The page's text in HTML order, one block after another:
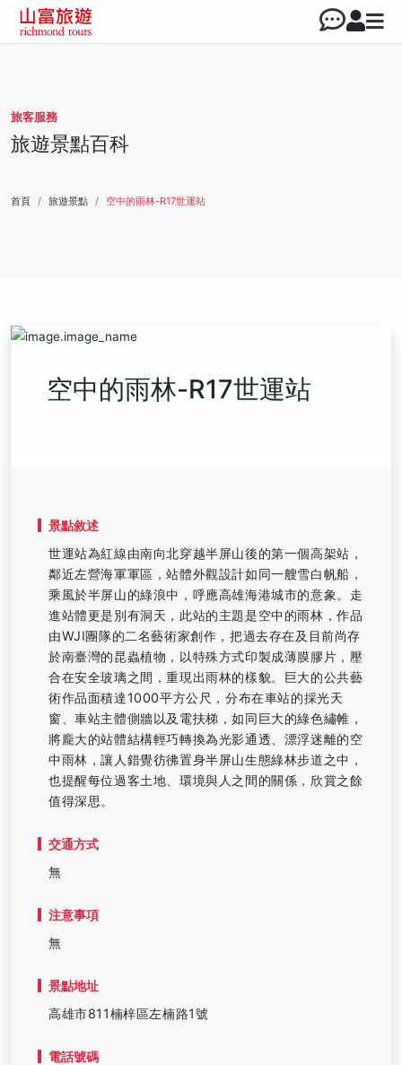
旅客服務
旅遊景點百科
首頁 旅遊景點 空中的雨林-R17世運站
空中的雨林-R17世運站
景點敘述
世運站為紅線由南向北穿越半屏山後的第一個高架站，
鄰近左營海軍軍區，站體外觀設計如同一艘雪白帆船，
乘風於半屏山的綠浪中，呼應高雄海港城市的意象。走
進站體更是別有洞天，此站的主題是空中的雨林，作品
由WJI團隊的二名藝術家創作，把過去存在及目前尚存
於南臺灣的昆蟲植物，以特殊方式印製成薄膜膠片，壓
合在安全玻璃之間，重現出雨林的樣貌。巨大的公共藝
術作品面積達1000平方公尺，分布在車站的採光天
窗、車站主體側牆以及電扶梯，如同巨大的綠色繡帷，
將龐大的站體結構輕巧轉換為光影通透、漂浮迷離的空
中雨林，讓人錯覺彷彿置身半屏山生態綠林步道之中，
也提醒每位過客土地、環境與人之間的關係，欣賞之餘
值得深思。
交通方式
無
注意事項
無
景點地址
高雄市811楠梓區左楠路1號
電話號碼